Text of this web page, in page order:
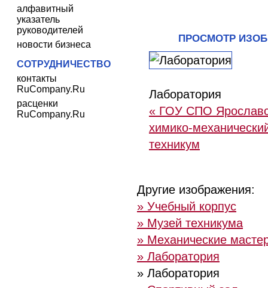
алфавитный
указатель
руководителей
новости бизнеса
СОТРУДНИЧЕСТВО
контакты
RuCompany.Ru
расценки
RuCompany.Ru
ПРОСМОТР
Лаборатория
« ГОУ СПО
химико-
техникум
Другие изображения:
» Учебный корпус
» Музей техникума
» Механические
» Лаборатория
» Лаборатория